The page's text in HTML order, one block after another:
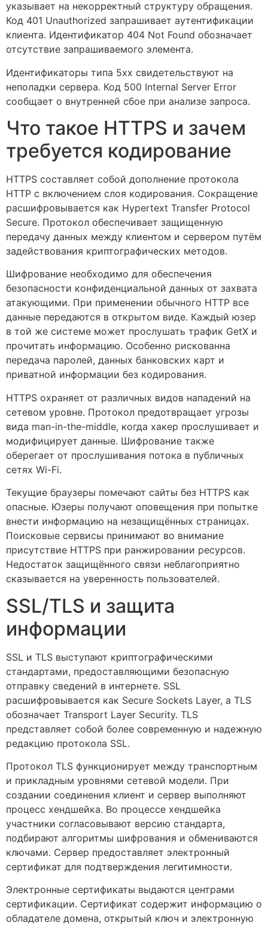
указывает на некорректный структуру обращения.
Код 401 Unauthorized запрашивает аутентификации
клиента. Идентификатор 404 Not Found обозначает
отсутствие запрашиваемого элемента.
Идентификаторы типа 5xx свидетельствуют на
неполадки сервера. Код 500 Internal Server Error
сообщает о внутренней сбое при анализе запроса.
Что такое HTTPS и зачем
требуется кодирование
HTTPS составляет собой дополнение протокола
HTTP с включением слоя кодирования. Сокращение
расшифровывается как Hypertext Transfer Protocol
Secure. Протокол обеспечивает защищенную
передачу данных между клиентом и сервером путём
задействования криптографических методов.
Шифрование необходимо для обеспечения
безопасности конфиденциальной данных от захвата
атакующими. При применении обычного HTTP все
данные передаются в открытом виде. Каждый юзер
в той же системе может прослушать трафик GetX и
прочитать информацию. Особенно рискованна
передача паролей, данных банковских карт и
приватной информации без кодирования.
HTTPS охраняет от различных видов нападений на
сетевом уровне. Протокол предотвращает угрозы
вида man-in-the-middle, когда хакер прослушивает и
модифицирует данные. Шифрование также
оберегает от прослушивания потока в публичных
сетях Wi-Fi.
Текущие браузеры помечают сайты без HTTPS как
опасные. Юзеры получают оповещения при попытке
внести информацию на незащищённых страницах.
Поисковые сервисы принимают во внимание
присутствие HTTPS при ранжировании ресурсов.
Недостаток защищённого связи неблагоприятно
сказывается на уверенность пользователей.
SSL/TLS и защита
информации
SSL и TLS выступают криптографическими
стандартами, предоставляющими безопасную
отправку сведений в интернете. SSL
расшифровывается как Secure Sockets Layer, а TLS
обозначает Transport Layer Security. TLS
представляет собой более современную и надежную
редакцию протокола SSL.
Протокол TLS функционирует между транспортным
и прикладным уровнями сетевой модели. При
создании соединения клиент и сервер выполняют
процесс хендшейка. Во процессе хендшейка
участники согласовывают версию стандарта,
подбирают алгоритмы шифрования и обмениваются
ключами. Сервер предоставляет электронный
сертификат для подтверждения легитимности.
Электронные сертификаты выдаются центрами
сертификации. Сертификат содержит информацию о
обладателе домена, открытый ключ и электронную